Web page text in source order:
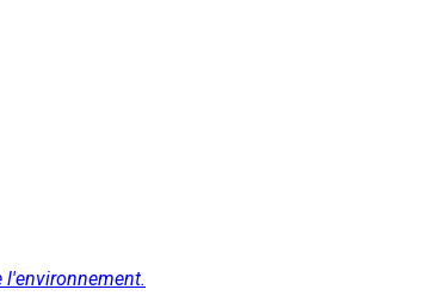
l'environnement.